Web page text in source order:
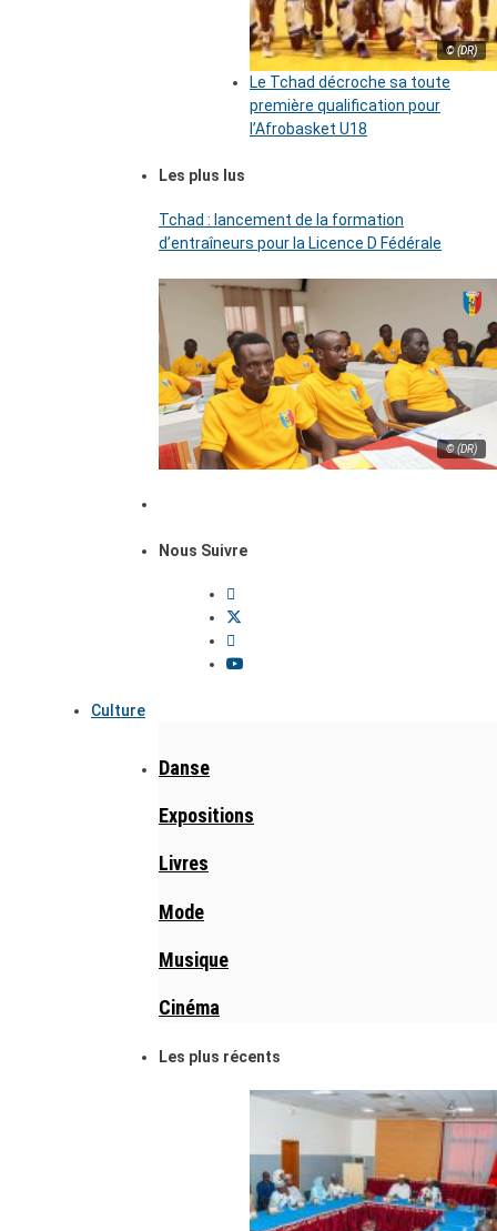
© (DR)
Le Tchad décroche sa toute
première qualification pour
l’Afrobasket U18
Les plus lus
Tchad : lancement de la formation
d’entraîneurs pour la Licence D Fédérale
© (DR)
Nous Suivre
Culture
Danse
Expositions
Livres
Mode
Musique
Cinéma
Les plus récents